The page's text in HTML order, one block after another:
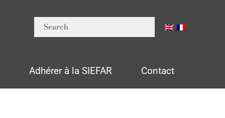
Adhérer à la SIEFAR Contact